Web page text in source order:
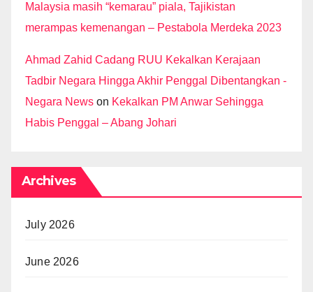
Malaysia masih “kemarau” piala, Tajikistan
merampas kemenangan – Pestabola Merdeka 2023
Ahmad Zahid Cadang RUU Kekalkan Kerajaan
Tadbir Negara Hingga Akhir Penggal Dibentangkan -
Negara News on Kekalkan PM Anwar Sehingga
Habis Penggal – Abang Johari
Archives
July 2026
June 2026